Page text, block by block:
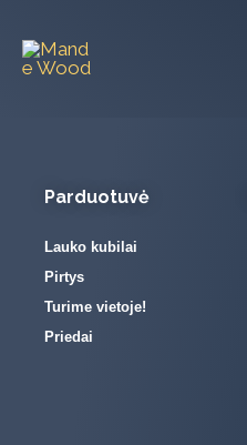
prie
turinio
Parduotuvė
Lauko kubilai
Pirtys
Turime vietoje!
Priedai